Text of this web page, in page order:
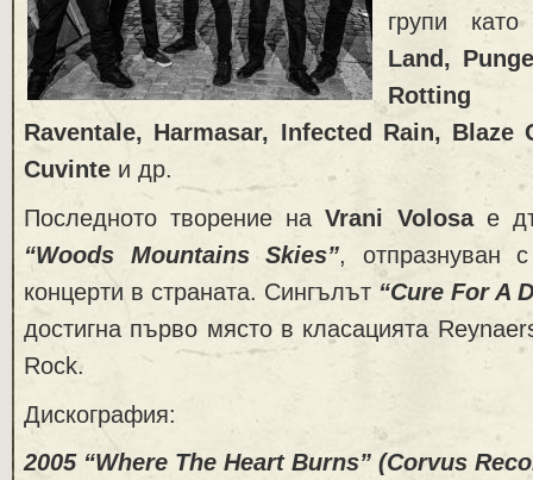
групи
Land,
Rotting
Raventale, Harmasar, Infected Rain, Blaze
Cuvinte и др.
Последното творение наVrani Volosae
“Woods Mountains Skies”, отпразнуван
концерти в страната. Сингълът “Cure For A
достигна първо място в класацията
Rock.
Дискография:
2005 “Where The Heart Burns” (Corvus